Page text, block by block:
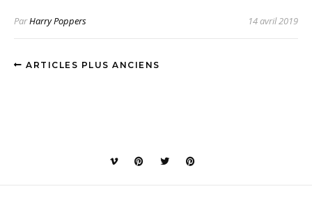
ParHarry Poppers 14 avril 2019
ARTICLES PLUS ANCIENS